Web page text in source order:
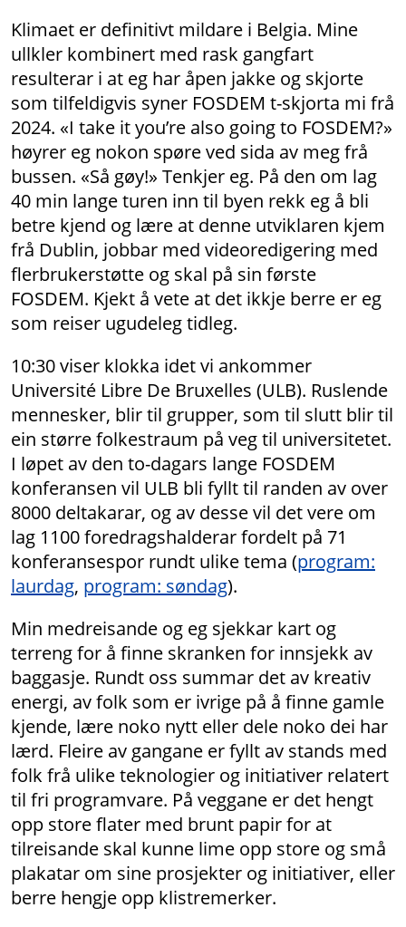
Klimaet er definitivt mildare i Belgia. Mine
ullkler kombinert med rask gangfart
resulterar i at eg har åpen jakke og skjorte
som tilfeldigvis syner FOSDEM t-skjorta mi frå
2024. «I take it you’re also going to FOSDEM?»
høyrer eg nokon spøre ved sida av meg frå
bussen. «Så gøy!» Tenkjer eg. På den om lag
40 min lange turen inn til byen rekk eg å bli
betre kjend og lære at denne utviklaren kjem
frå Dublin, jobbar med videoredigering med
flerbrukerstøtte og skal på sin første
FOSDEM. Kjekt å vete at det ikkje berre er eg
som reiser ugudeleg tidleg.
10:30 viser klokka idet vi ankommer
Université Libre De Bruxelles (ULB). Ruslende
mennesker, blir til grupper, som til slutt blir til
ein større folkestraum på veg til universitetet.
I løpet av den to-dagars lange FOSDEM
konferansen vil ULB bli fyllt til randen av over
8000 deltakarar, og av desse vil det vere om
lag 1100 foredragshalderar fordelt på 71
konferansespor rundt ulike tema (program:
laurdag, program: søndag).
Min medreisande og eg sjekkar kart og
terreng for å finne skranken for innsjekk av
baggasje. Rundt oss summar det av kreativ
energi, av folk som er ivrige på å finne gamle
kjende, lære noko nytt eller dele noko dei har
lærd. Fleire av gangane er fyllt av stands med
folk frå ulike teknologier og initiativer relatert
til fri programvare. På veggane er det hengt
opp store flater med brunt papir for at
tilreisande skal kunne lime opp store og små
plakatar om sine prosjekter og initiativer, eller
berre hengje opp klistremerker.